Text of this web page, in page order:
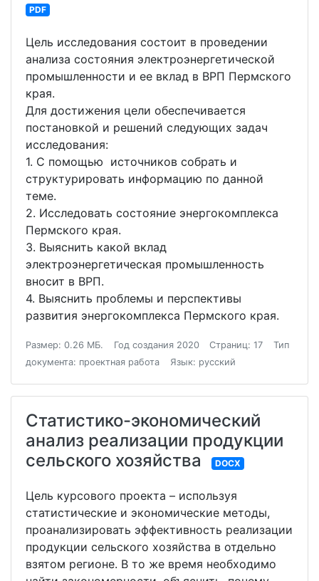
PDF
Цель исследования состоит в проведении
анализа состояния электроэнергетической
промышленности и ее вклад в ВРП Пермского
края.
Для достижения цели обеспечивается
постановкой и решений следующих задач
исследования:
1. С помощью источников собрать и
структурировать информацию по данной
теме.
2. Исследовать состояние энергокомплекса
Пермского края.
3. Выяснить какой вклад
электроэнергетическая промышленность
вносит в ВРП.
4. Выяснить проблемы и перспективы
развития энергокомплекса Пермского края.
Размер: 0.26 МБ. Год создания 2020 Страниц: 17
Тип
документа: проектная работа
Язык: русский
Статистико-экономический
анализ реализации продукции
сельского хозяйства
DOCX
Цель курсового проекта – используя
статистические и экономические методы,
проанализировать эффективность реализации
продукции сельского хозяйства в отдельно
взятом регионе. В то же время необходимо